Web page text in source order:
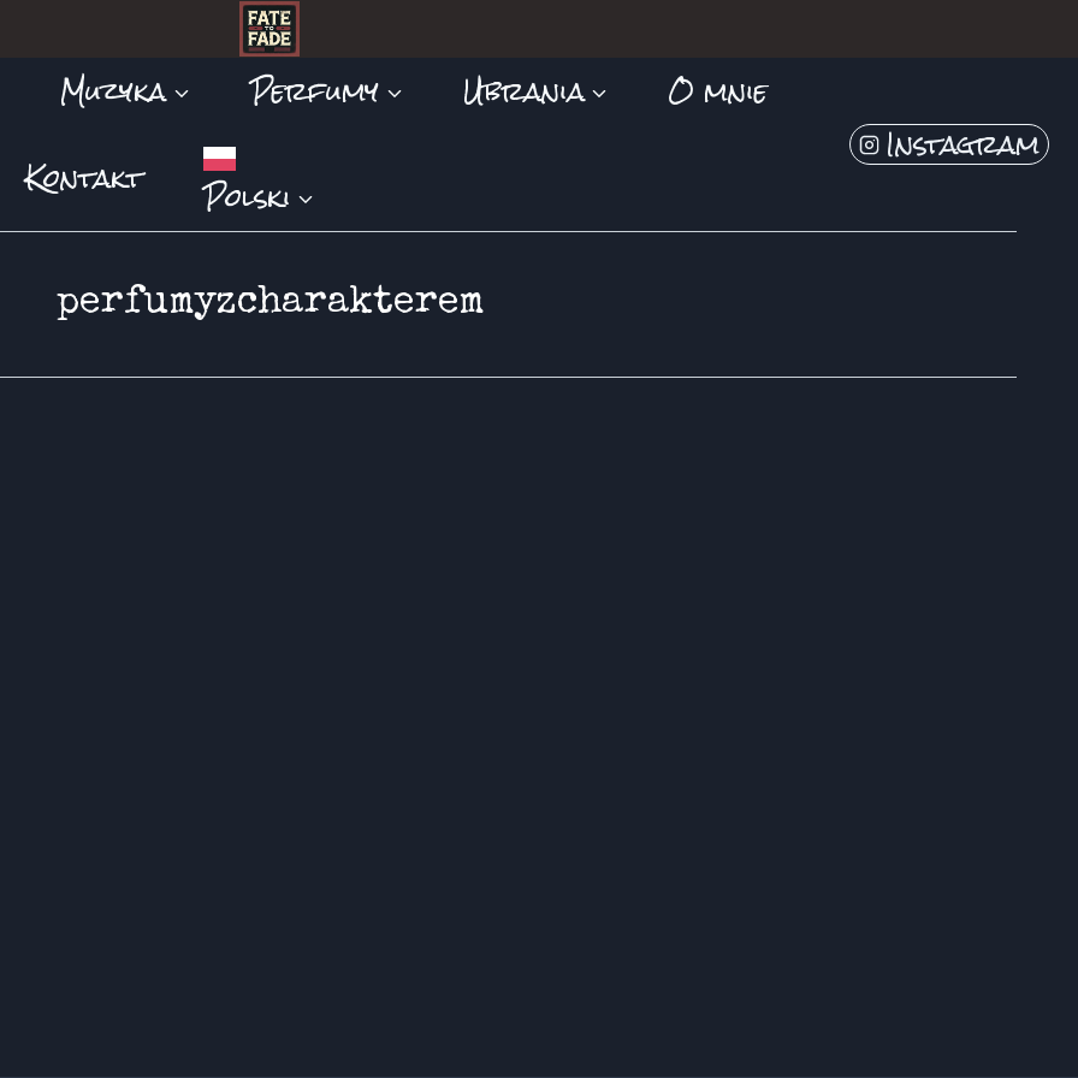
Muzyka Perfumy Ubrania
O mnie
Kontakt
Polski
Instagram
perfumyzcharakterem